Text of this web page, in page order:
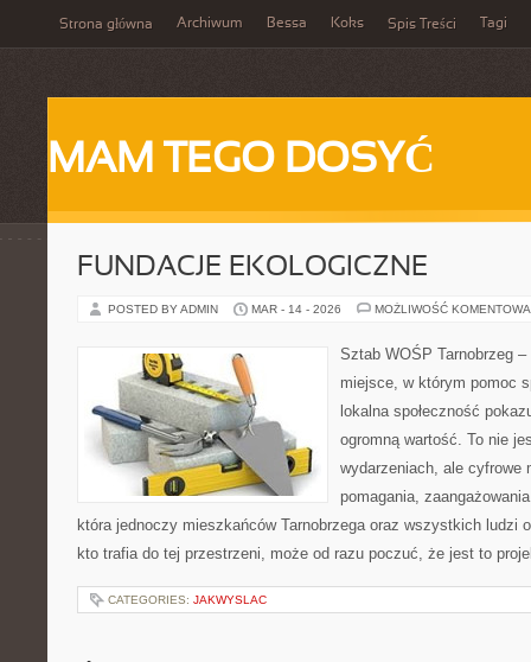
Strona główna Archiwum Bessa Koks Spis Treści Tagi
MAM TEGO DOSYĆ
FUNDACJE EKOLOGICZNE
POSTED BY ADMIN MAR - 14 - 2026 MOŻLIWOŚĆ
Sztab WOŚP Tarnobrzeg
miejsce, w którym pomoc
lokalna społeczność
ogromną wartość. To nie
wydarzeniach, ale cyfrowe
pomagania,
która jednoczy mieszkańców Tarnobrzega oraz wszystkich ludzi
kto trafia do tej przestrzeni, może od razu poczuć, że jest to
CATEGORIES: JAKWYSLAC